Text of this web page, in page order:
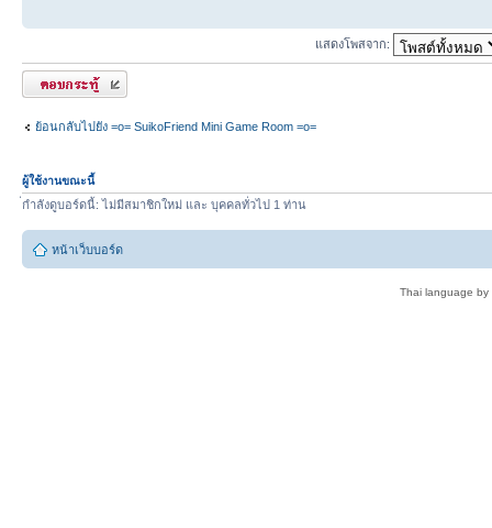
แสดงโพสจาก:
ตอบกระทู้
ย้อนกลับไปยัง =o= SuikoFriend Mini Game Room =o=
ผู้ใช้งานขณะนี้
่กำลังดูบอร์ดนี้: ไม่มีสมาชิกใหม่ และ บุคคลทั่วไป 1 ท่าน
หน้าเว็บบอร์ด
Thai language by